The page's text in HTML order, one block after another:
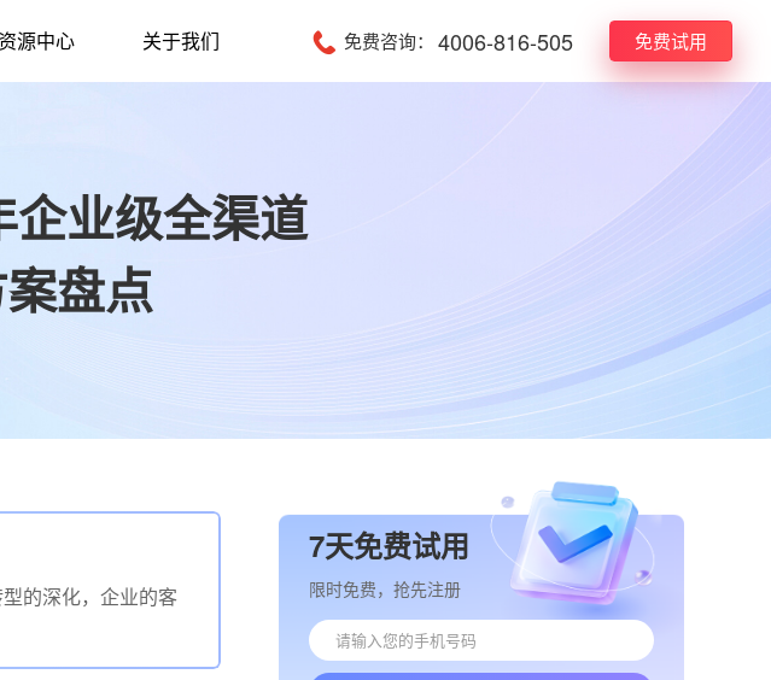
资源中心 关于我们 免费咨询： 4006-816-505 免费试用
业级全渠道
盘点
的深化，企业的客
7天免费试用
限时免费，抢先注册